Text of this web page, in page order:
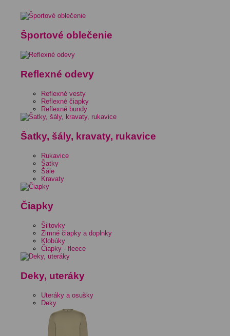
Športové oblečenie
Reflexné odevy
Reflexné vesty
Reflexné čiapky
Reflexné bundy
Šatky, šály, kravaty, rukavice
Rukavice
Šatky
Šále
Kravaty
Čiapky
Šiltovky
Zimné čiapky a doplnky
Klobúky
Čiapky - fleece
Deky, uteráky
Uteráky a osušky
Deky